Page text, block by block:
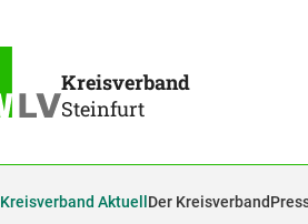
Kreisverband
Steinfurt
Kreisverband Aktuell Der Kreisverband